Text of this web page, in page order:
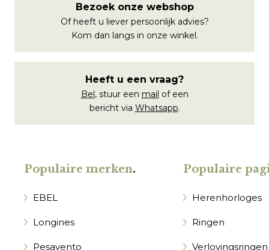
Bezoek onze webshop
Of heeft u liever persoonlijk advies?
Kom dan langs in onze winkel.
Heeft u een vraag?
Bel, stuur een mail of een
bericht via Whatsapp.
Populaire merken.
EBEL
Longines
Pesavento
Populaire
Herenhorloges
Ringen
Verlovingsringen